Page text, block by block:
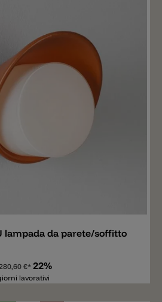
lampada da parete/soffitto
€* 22%
lavorativi